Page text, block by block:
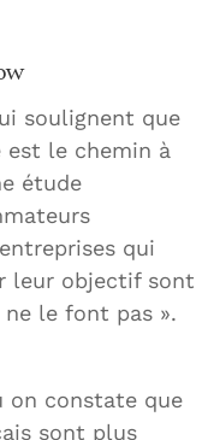
soulignent que
est le chemin à
étude
qui
leur objectif sont
le font pas ».
on constate que
sont plus